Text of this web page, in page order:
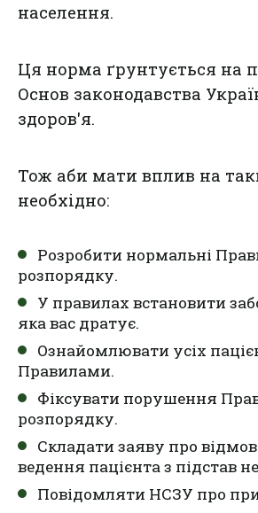
населення.
Ця норма ґрунтується на
Основ законодавства
здоров'я.
Тож аби мати вплив на
необхідно:
Розробити нормальні
розпорядку.
У правилах встановити
яка вас дратує.
Ознайомлювати усіх
Правилами.
Фіксувати порушення
розпорядку.
Складати заяву про
ведення пацієнта з підстав
Повідомляти НСЗУ про